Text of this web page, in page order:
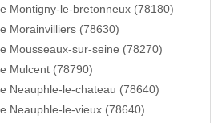
Montigny-le-bretonneux (78180)
Morainvilliers (78630)
Mousseaux-sur-seine (78270)
Mulcent (78790)
Neauphle-le-chateau (78640)
Neauphle-le-vieux (78640)